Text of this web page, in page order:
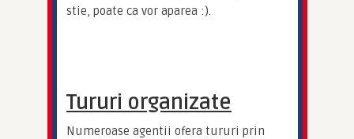
stie, poate ca vor aparea :).
Tururi organizate
Numeroase agentii ofera tururi prin